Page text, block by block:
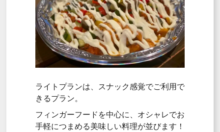
ライトプランは、スナック感覚でご利用で
きるプラン。
フィンガーフードを中心に、オシャレでお
手軽につまめる美味しい料理が並びます！